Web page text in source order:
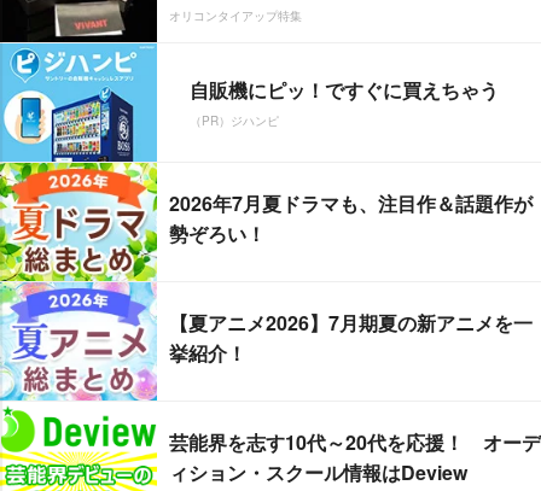
オリコンタイアップ特集
自販機にピッ！ですぐに買えちゃう
（PR）ジハンピ
2026年7月夏ドラマも、注目作＆話題作が
勢ぞろい！
【夏アニメ2026】7月期夏の新アニメを一
挙紹介！
芸能界を志す10代～20代を応援！ オーデ
ィション・スクール情報はDeview